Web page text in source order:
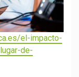
el-impacto-
de-